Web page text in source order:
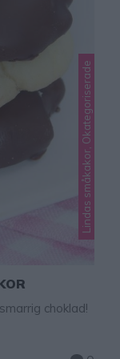
Lindas småkakor, Okategoriserade
choklad!